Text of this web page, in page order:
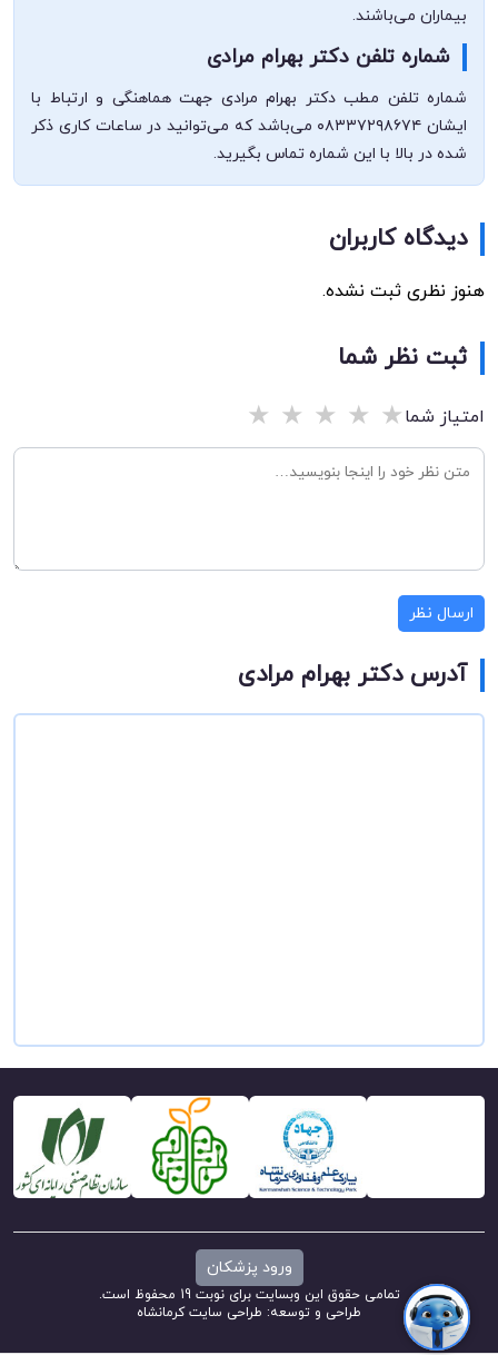
بیماران می‌باشند.
شماره تلفن دکتر بهرام مرادی
شماره تلفن مطب دکتر بهرام مرادی جهت هماهنگی و ارتباط با
ایشان ۰۸۳۳۷۲۹۸۶۷۴ می‌باشد که می‌توانید در ساعات کاری ذکر
شده در بالا با این شماره تماس بگیرید.
دیدگاه کاربران
هنوز نظری ثبت نشده.
ثبت نظر شما
امتیاز شما★
★
★
★
★
ارسال نظر
آدرس دکتر بهرام مرادی
ورود پزشکان
تمامی حقوق این وبسایت برای نوبت 19 محفوظ است.
طراحی و توسعه: طراحی سایت کرمانشاه